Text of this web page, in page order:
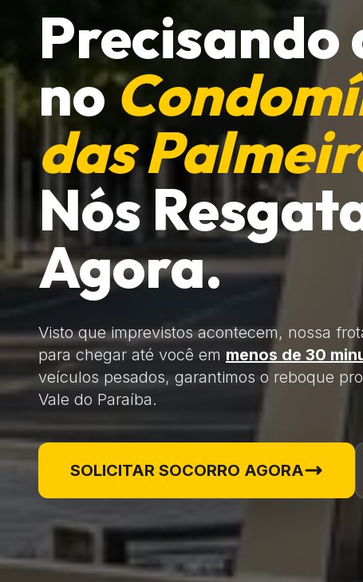
Precisando
no
das
Nós
Agora.
Visto que imprevistos acontecem, nossa
para chegar até você em menos de 30
veículos pesados, garantimos o reboque
Vale do Paraíba.
SOLICITAR SOCORRO AGORA